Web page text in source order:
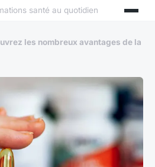
santé au quotidien
les nombreux avantages de la